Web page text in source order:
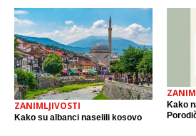
ZANIMLJIVOSTI
Kako su albanci naselili kosovo
Kako